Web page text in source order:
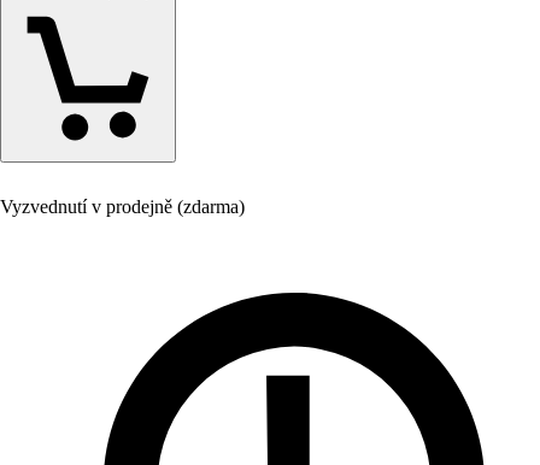
Vyzvednutí v prodejně (zdarma)